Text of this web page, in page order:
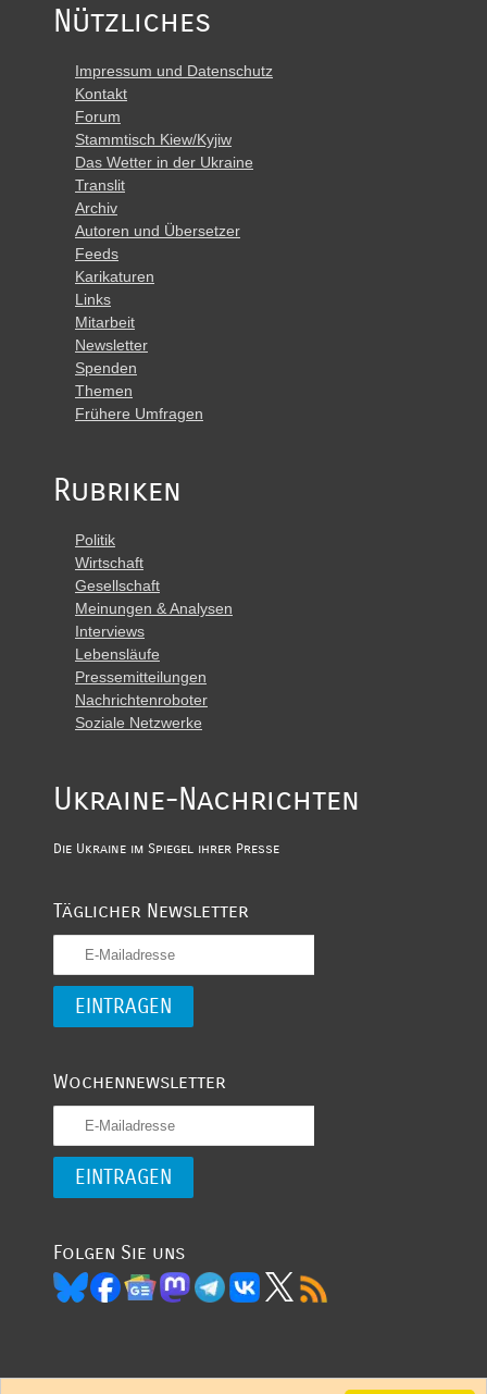
Nützliches
Impressum und Datenschutz
Kontakt
Forum
Stammtisch Kiew/Kyjiw
Das Wetter in der Ukraine
Translit
Archiv
Autoren und Übersetzer
Feeds
Karikaturen
Links
Mitarbeit
Newsletter
Spenden
Themen
Frühere Umfragen
Rubriken
Politik
Wirtschaft
Gesellschaft
Meinungen & Analysen
Interviews
Lebensläufe
Pressemitteilungen
Nachrichtenroboter
Soziale Netzwerke
Ukraine-Nachrichten
Die Ukraine im Spiegel ihrer Presse
Täglicher Newsletter
Wochennewsletter
Folgen Sie uns